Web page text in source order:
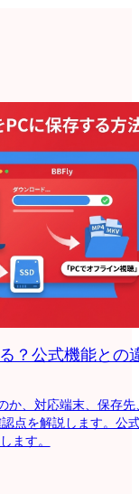
？公式機能との
か、対応端末、保存先
点を解説します。公
ます。